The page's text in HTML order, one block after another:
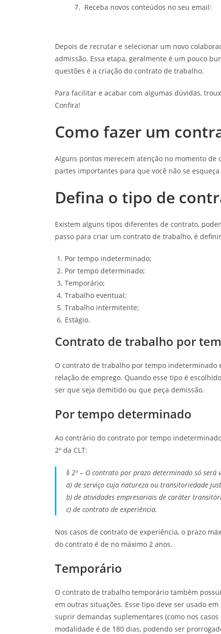
Receba novos conteúdos no seu email:
Depois de recrutar e selecionar um novo
admissão. Essa etapa, geralmente é um pouco
questões é a criação do contrato de trabalho.
Para facilitar e acabar com algumas dúvidas,
Confira!
Como fazer um
Alguns pontos merecem atenção no momento
partes importantes para que você não se
Defina o tipo de
Existem alguns tipos diferentes de contrato,
passo para criar um contrato de trabalho, é
Por tempo indeterminado;
Por tempo determinado;
Temporário;
Trabalho eventual;
Trabalho intermitente;
Estágio.
Contrato de trabalho por
O contrato de trabalho por tempo indeterminado
relação de emprego. Quando esse tipo é
ser que seja demitido ou que peça demissão.
Por tempo determinado
Ao contrário do contrato por tempo
2º da CLT:
§ 2º – O contrato por prazo determinado só será
a) de serviço cuja natureza ou transitoriedade
b) de atividades empresariais de caráter
c) de contrato de experiência.
Nos casos de contrato de experiência, o prazo
do contrato é de no máximo 2 anos.
Temporário
O contrato de trabalho temporário também
em outras situações. Esse tipo deve ser usado
suprir demandas suplementares (como nos
modalidade é de 180 dias, podendo ser